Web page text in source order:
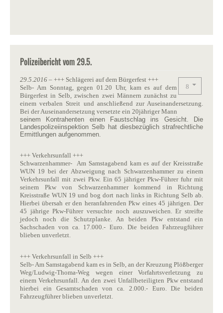
Polizeibericht vom 29.5.
29.5.2016 – +++ Schlägerei auf dem Bürgerfest +++
Selb- Am Sonntag, gegen 01.20 Uhr, kam es auf dem
Bürgerfest in Selb, zwischen zwei Männern zunächst zu
einem verbalen Streit und anschließend zur Auseinandersetzung.
Bei der Auseinandersetzung versetzte ein 20jähriger Mann
seinem Kontrahenten einen Faustschlag ins Gesicht. Die
Landespolizeiinspektion Selb hat diesbezüglich strafrechtliche
Ermittlungen aufgenommen.
+++ Verkehrsunfall +++
Schwarzenhammer- Am Samstagabend kam es auf der Kreisstraße
WUN 19 bei der Abzweigung nach Schwarzenhammer zu einem
Verkehrsunfall mit zwei Pkw. Ein 65 jähriger Pkw-Führer fuhr mit
seinem Pkw von Schwarzenhammer kommend in Richtung
Kreisstraße WUN 19 und bog dort nach links in Richtung Selb ab.
Hierbei übersah er den heranfahrenden Pkw eines 45 jährigen. Der
45 jährige Pkw-Führer versuchte noch auszuweichen. Er streifte
jedoch noch die Schutzplanke. An beiden Pkw entstand ein
Sachschaden von ca. 17.000.- Euro. Die beiden Fahrzeugführer
blieben unverletzt.
+++ Verkehrsunfall in Selb +++
Selb- Am Samstagabend kam es in Selb, an der Kreuzung Plößberger
Weg/Ludwig-Thoma-Weg wegen einer Vorfahrtsverletzung zu
einem Verkehrsunfall. An den zwei Unfallbeteiligten Pkw entstand
hierbei ein Gesamtschaden von ca. 2.000.- Euro. Die beiden
Fahrzeugführer blieben unverletzt.